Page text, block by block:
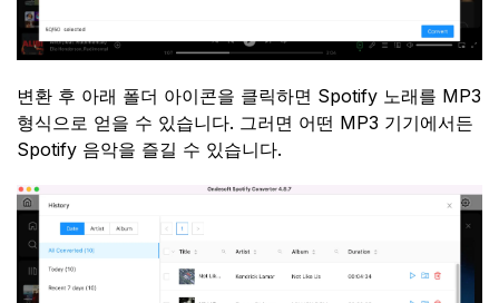
변환 후 아래 폴더 아이콘을 클릭하면 Spotify 노래를 MP3
형식으로 얻을 수 있습니다. 그러면 어떤 MP3 기기에서든
Spotify 음악을 즐길 수 있습니다.